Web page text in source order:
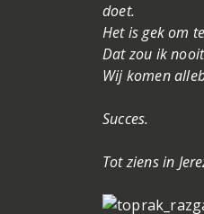
doet.
Het is gek om
Dat zou ik
Wij komen
Succes.
Tot ziens in